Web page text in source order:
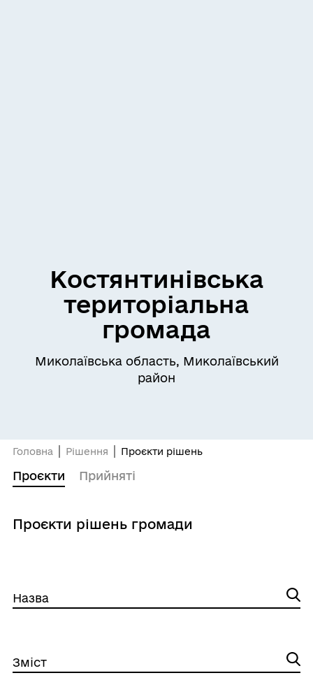
Костянтинівська
територіальна
громада
Миколаївська область, Миколаївський
район
Головна Рішення Проєкти рішень
Проєкти Прийняті
Проєкти рішень громади
Назва
Зміст